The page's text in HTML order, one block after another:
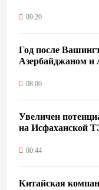
09:20
Год после
Азербайджаном
08:00
Увеличен
на Исфаханской
00:44
Китайская